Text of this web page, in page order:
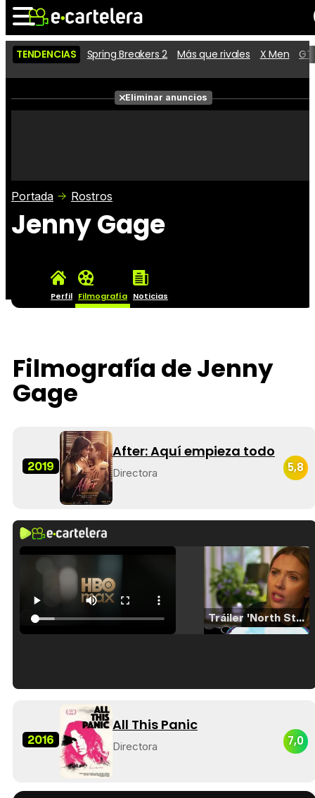
Noticias Cartelera
Películas
Críticas
TENDENCIAS Spring Breakers 2 Más que rivales X Men
Eliminar anuncios
Portada Rostros
Jenny Gage
Perfil Filmografía Noticias
Filmografía de Jenny
Gage
2019
After: Aquí empieza todo
Directora 5,8
Tráiler 'North Star' (2023)
2016
All This Panic
Directora 7,0